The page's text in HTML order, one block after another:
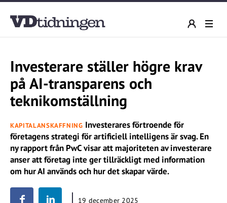
Investerare ställer högre krav
på AI-transparens och
teknikomställning
KAPITALANSKAFFNING Investerares förtroende för
företagens strategi för artificiell intelligens är svag. En
ny rapport från PwC visar att majoriteten av investerare
anser att företag inte ger tillräckligt med information
om hur AI används och hur det skapar värde.
19 december 2025